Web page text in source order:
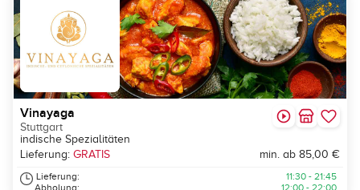
Vinayaga
Stuttgart
indische Spezialitäten
Lieferung: GRATIS min. ab 85,00 €
Lieferung:
Abholung:
11:30 - 21:45
12:00 - 22:00